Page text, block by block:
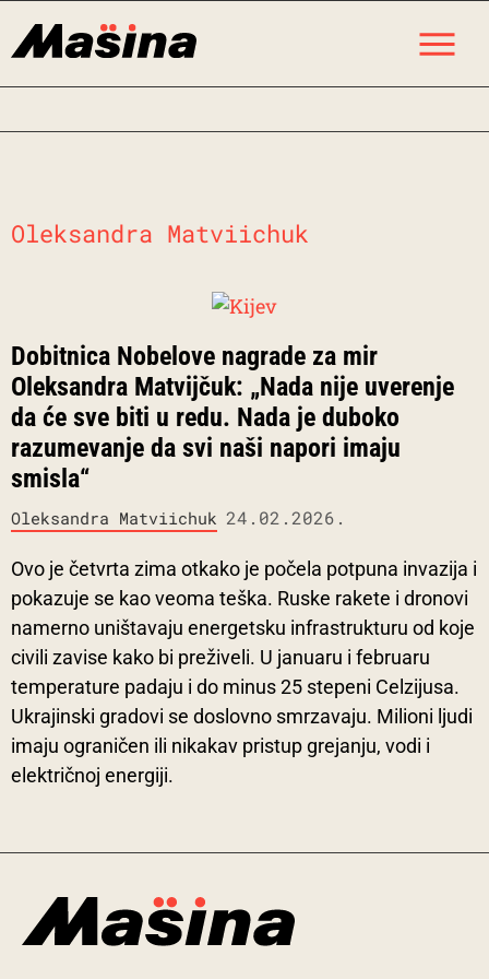
Oleksandra Matviichuk
Dobitnica Nobelove nagrade za mir
Oleksandra Matvijčuk: „Nada nije uverenje
da će sve biti u redu. Nada je duboko
razumevanje da svi naši napori imaju
smisla“
Oleksandra Matviichuk 24.02.2026.
Ovo je četvrta zima otkako je počela potpuna invazija i
pokazuje se kao veoma teška. Ruske rakete i dronovi
namerno uništavaju energetsku infrastrukturu od koje
civili zavise kako bi preživeli. U januaru i februaru
temperature padaju i do minus 25 stepeni Celzijusa.
Ukrajinski gradovi se doslovno smrzavaju. Milioni ljudi
imaju ograničen ili nikakav pristup grejanju, vodi i
električnoj energiji.